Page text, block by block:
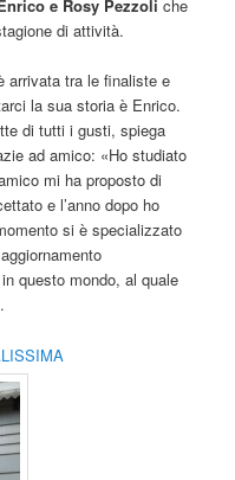
e Rosy Pezzoli che
di attività.
arrivata tra le finaliste e
la sua storia è Enrico.
di tutti i gusti, spiega
ad amico: «Ho studiato
mi ha proposto di
e l’anno dopo ho
si è specializzato
questo mondo, al quale